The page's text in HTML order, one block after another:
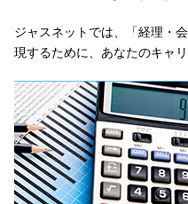
ジャスネットでは、「経理・
現するために、あなたのキャ